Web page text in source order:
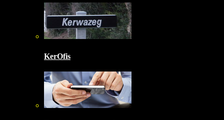
KerOfis